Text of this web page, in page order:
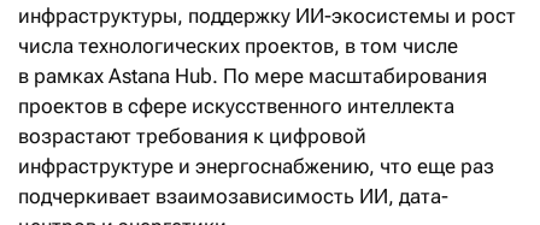
инфраструктуры, поддержку ИИ-экосистемы и рост
числа технологических проектов, в том числе
в рамках Astana Hub. По мере масштабирования
проектов в сфере искусственного интеллекта
возрастают требования к цифровой
инфраструктуре и энергоснабжению, что еще раз
подчеркивает взаимозависимость ИИ, дата-